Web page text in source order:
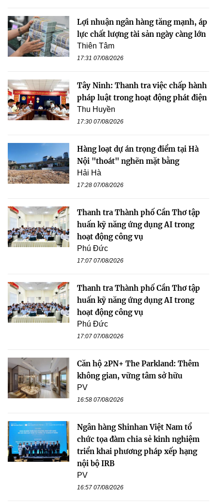
Lợi nhuận ngân hàng tăng mạnh, áp
lực chất lượng tài sản ngày càng lớn
Thiên Tâm
17:31 07/08/2026
Tây Ninh: Thanh tra việc chấp hành
pháp luật trong hoạt động phát điện
Thu Huyền
17:30 07/08/2026
Hàng loạt dự án trọng điểm tại Hà
Nội "thoát" nghẽn mặt bằng
Hải Hà
17:28 07/08/2026
Thanh tra Thành phố Cần Thơ tập
huấn kỹ năng ứng dụng AI trong
hoạt động công vụ
Phú Đức
17:07 07/08/2026
Thanh tra Thành phố Cần Thơ tập
huấn kỹ năng ứng dụng AI trong
hoạt động công vụ
Phú Đức
17:07 07/08/2026
Căn hộ 2PN+ The Parkland: Thêm
không gian, vững tâm sở hữu
PV
16:58 07/08/2026
Ngân hàng Shinhan Việt Nam tổ
chức tọa đàm chia sẻ kinh nghiệm
triển khai phương pháp xếp hạng
nội bộ IRB
PV
16:57 07/08/2026